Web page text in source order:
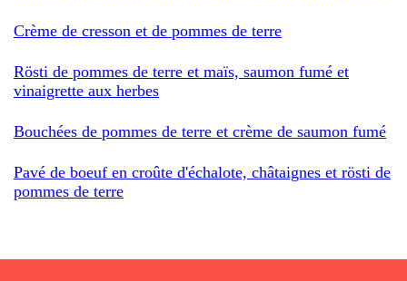
Crème de cresson et de pommes de terre
Rösti de pommes de terre et maïs, saumon fumé et
vinaigrette aux herbes
Bouchées de pommes de terre et crème de saumon fumé
Pavé de boeuf en croûte d'échalote, châtaignes et rösti de
pommes de terre